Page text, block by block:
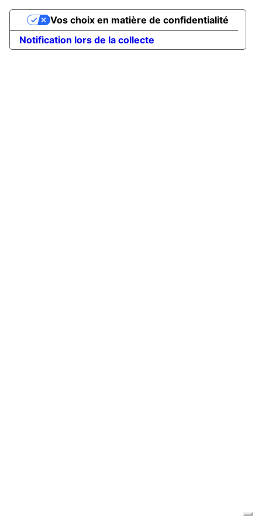
Notification lors de la collecte
Vos choix en matière de confidentialité